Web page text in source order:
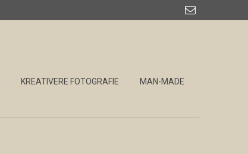

KREATIVERE FOTOGRAFIE MAN-MADE